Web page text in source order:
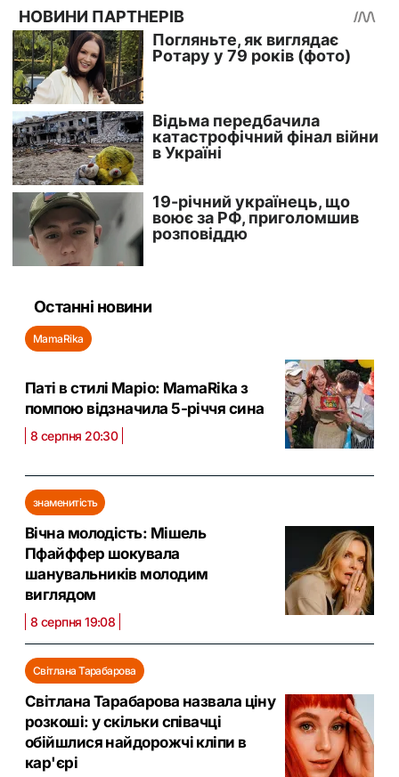
Останні новини
MamaRika
Паті в стилі Маріо: MamaRika з
помпою відзначила 5-річчя сина
8 серпня 20:30
знаменитість
Вічна молодість: Мішель
Пфайффер шокувала
шанувальників молодим
виглядом
8 серпня 19:08
Світлана Тарабарова
Світлана Тарабарова назвала ціну
розкоші: у скільки співачці
обійшлися найдорожчі кліпи в
кар'єрі